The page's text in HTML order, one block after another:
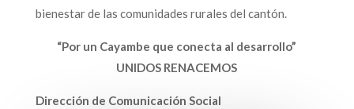
bienestar de las comunidades rurales del cantón.
“Por un Cayambe que conecta al desarrollo”
UNIDOS RENACEMOS
Dirección de Comunicación Social